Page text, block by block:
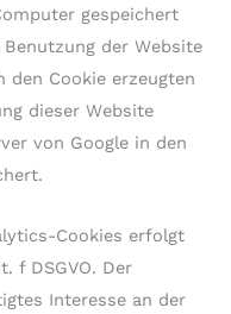
gespeichert
der Website
den Cookie erzeugten
dieser Website
von Google in den
Cookies erfolgt
f DSGVO. Der
Interesse an der